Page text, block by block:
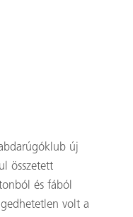
új
összetett
és fából
volt a